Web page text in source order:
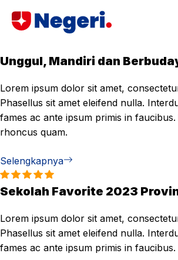
Unggul, Mandiri dan
Lorem ipsum dolor sit amet,
Phasellus sit amet eleifend nulla.
fames ac ante ipsum primis in
rhoncus quam.
Selengkapnya
Sekolah Favorite 2023
Lorem ipsum dolor sit amet,
Phasellus sit amet eleifend nulla.
fames ac ante ipsum primis in faucibus.